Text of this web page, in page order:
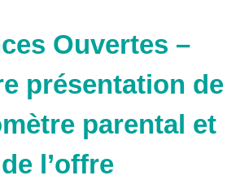
Ouvertes –
présentation de
parental et
de l’offre